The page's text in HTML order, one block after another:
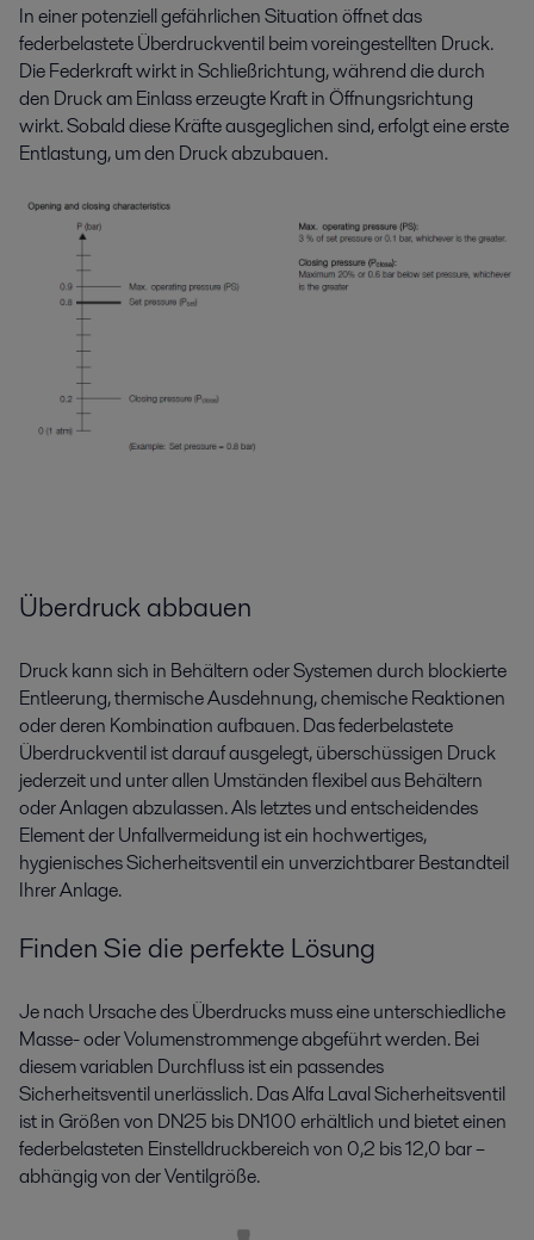
In einer potenziell gefährlichen Situation öffnet das
federbelastete Überdruckventil beim voreingestellten Druck.
Die Federkraft wirkt in Schließrichtung, während die durch
den Druck am Einlass erzeugte Kraft in Öffnungsrichtung
wirkt. Sobald diese Kräfte ausgeglichen sind, erfolgt eine erste
Entlastung, um den Druck abzubauen.
Überdruck abbauen
Druck kann sich in Behältern oder Systemen durch blockierte
Entleerung, thermische Ausdehnung, chemische Reaktionen
oder deren Kombination aufbauen. Das federbelastete
Überdruckventil ist darauf ausgelegt, überschüssigen Druck
jederzeit und unter allen Umständen flexibel aus Behältern
oder Anlagen abzulassen. Als letztes und entscheidendes
Element der Unfallvermeidung ist ein hochwertiges,
hygienisches Sicherheitsventil ein unverzichtbarer Bestandteil
Ihrer Anlage.
Finden Sie die perfekte Lösung
Je nach Ursache des Überdrucks muss eine unterschiedliche
Masse- oder Volumenstrommenge abgeführt werden. Bei
diesem variablen Durchfluss ist ein passendes
Sicherheitsventil unerlässlich. Das Alfa Laval Sicherheitsventil
ist in Größen von DN25 bis DN100 erhältlich und bietet einen
federbelasteten Einstelldruckbereich von 0,2 bis 12,0 bar –
abhängig von der Ventilgröße.